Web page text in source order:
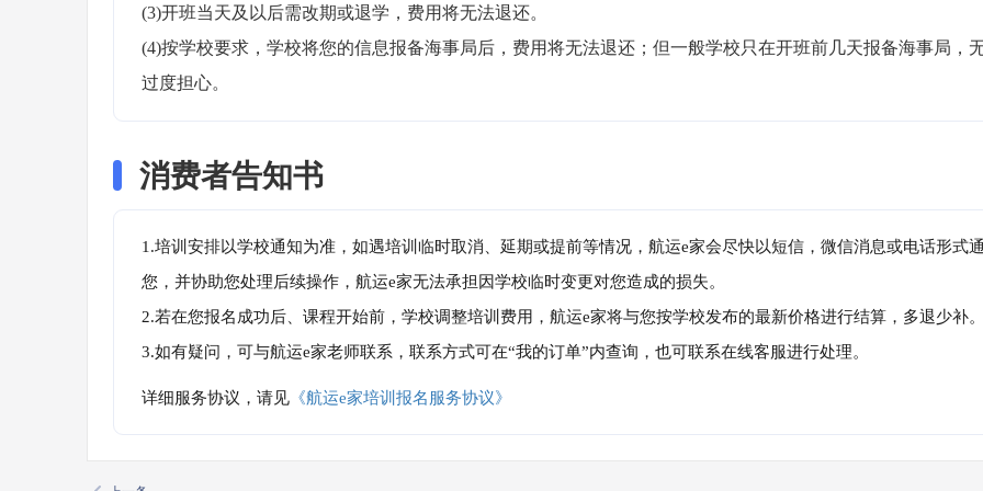
(3)开班当天及以后需改期或退学，费用将无法退还。
(4)按学校要求，学校将您的信息报备海事局后，费用将无法退还；但一般学校只在开班前几天报备海事局，
过度担心。
消费者告知书
1.培训安排以学校通知为准，如遇培训临时取消、延期或提前等情况，航运e家会尽快以短信，微信消息或电话形式
您，并协助您处理后续操作，航运e家无法承担因学校临时变更对您造成的损失。
2.若在您报名成功后、课程开始前，学校调整培训费用，航运e家将与您按学校发布的最新价格进行结算，多退少补。
3.如有疑问，可与航运e家老师联系，联系方式可在“我的订单”内查询，也可联系在线客服进行处理。
详细服务协议，请见 《航运e家培训报名服务协议》